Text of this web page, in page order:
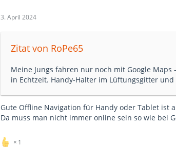
3. April 2024
Zitat von RoPe65
Meine Jungs fahren nur noch mit Google
in Echtzeit. Handy-Halter im Lüftungsgitter und
Gute Offline Navigation für Handy oder Tablet ist
Da muss man nicht immer online sein so wie bei
1